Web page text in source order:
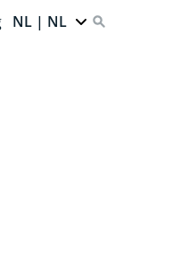
NL | NL